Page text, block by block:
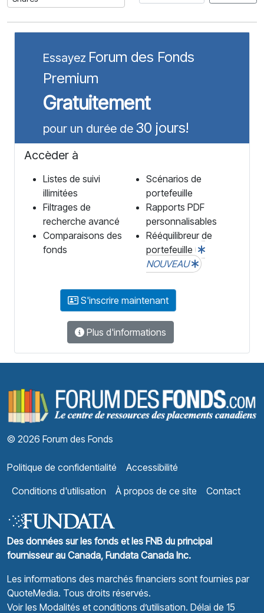
Essayez Forum des Fonds
Premium
Gratuitement
pour un durée de 30 jours!
Accèder à
Listes de suivi
illimitées
Filtrages de
recherche avancé
Comparaisons des
fonds
Scénarios de
portefeuille
Rapports PDF
personnalisables
Rééquilibreur de
portefeuille
NOUVEAU
S'inscrire maintenant
Plus d'informations
© 2026 Forum des Fonds
Politique de confidentialité
Accessibilité
Conditions d'utilisation
À propos de ce site Contact
Des données sur les fonds et les FNB du principal
fournisseur au Canada, Fundata Canada Inc.
Les informations des marchés financiers sont fournies par
QuoteMedia. Tous droits réservés.
Voir les Modalités et conditions d’utilisation. Délai de 15